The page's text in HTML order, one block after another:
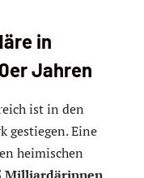
in
Jahren
ist in den
gestiegen. Eine
heimischen